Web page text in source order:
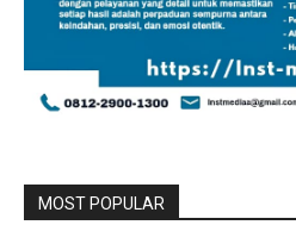
MOST POPULAR